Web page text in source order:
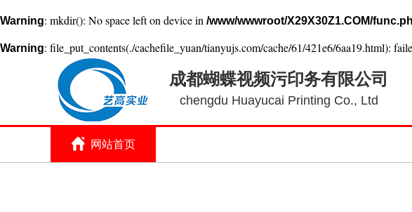
Warning: mkdir(): No space left on device in /www/wwwroot/X29X30Z1.COM/
Warning: file_put_contents(./cachefile_yuan/tianyujs.com/cache/61/421e6/6aa19.html):
成都蝴蝶视频污印务有限公司
chengdu Huayucai Printing Co., Ltd
网站首页